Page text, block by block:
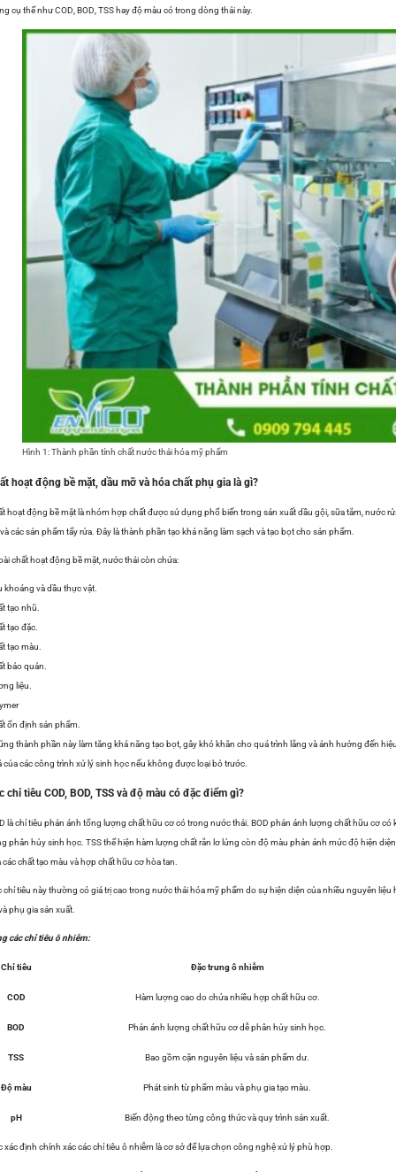
cụ thể như COD, BOD, TSS hay độ màu có trong dòng thải này.
Hình 1: Thành phần tính chất nước thải hóa mỹ phẩm
hoạt động bề mặt, dầu mỡ và hóa chất phụ gia là gì?
hoạt động bề mặt là nhóm hợp chất được sử dụng phổ biến trong sản xuất dầu gội, sữa tắm, nước
các sản phẩm tẩy rửa. Đây là thành phần tạo khả năng làm sạch và tạo bọt cho sản phẩm.
chất hoạt động bề mặt, nước thải còn chứa:
khoáng và dầu thực vật.
tạo nhũ.
tạo đặc.
tạo màu.
bảo quản.
liệu.
ổn định sản phẩm.
thành phần này làm tăng khả năng tạo bọt, gây khó khăn cho quá trình lắng và ảnh hưởng đến
của các công trình xử lý sinh học nếu không được loại bỏ trước.
chỉ tiêu COD, BOD, TSS và độ màu có đặc điểm gì?
là chỉ tiêu phản ánh tổng lượng chất hữu cơ có trong nước thải. BOD phản ánh lượng chất hữu cơ có
phân hủy sinh học. TSS thể hiện hàm lượng chất rắn lơ lửng còn độ màu phản ánh mức độ hiện diện
các chất tạo màu và hợp chất hữu cơ hòa tan.
chỉ tiêu này thường có giá trị cao trong nước thải hóa mỹ phẩm do sự hiện diện của nhiều nguyên liệu
phụ gia sản xuất.
các chỉ tiêu ô nhiễm:
Chỉ tiêu Đặc trưng ô nhiễm
COD Hàm lượng cao do chứa nhiều hợp chất hữu cơ.
BOD Phản ánh lượng chất hữu cơ dễ phân hủy sinh học.
TSS Bao gồm cặn nguyên liệu và sản phẩm dư.
Độ màu Phát sinh từ phẩm màu và phụ gia tạo màu.
pH Biến động theo từng công thức và quy trình sản xuất.
xác định chính xác các chỉ tiêu ô nhiễm là cơ sở để lựa chọn công nghệ xử lý phù hợp.